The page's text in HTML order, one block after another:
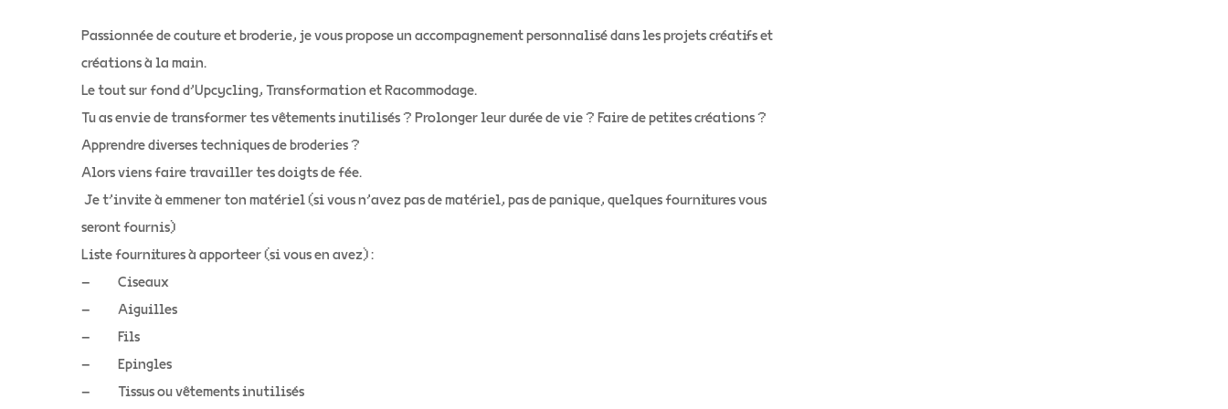
Passionnée de couture et broderie, je vous propose un accompagnement personnalisé dans les projets créatifs et
créations à la main.
Le tout sur fond d’Upcycling, Transformation et Racommodage.
Tu as envie de transformer tes vêtements inutilisés ? Prolonger leur durée de vie ? Faire de petites créations ?
Apprendre diverses techniques de broderies ?
Alors viens faire travailler tes doigts de fée.
Je t’invite à emmener ton matériel (si vous n’avez pas de matériel, pas de panique, quelques fournitures vous
seront fournis)
Liste fournitures à apporteer (si vous en avez) :
– Ciseaux
– Aiguilles
– Fils
– Epingles
– Tissus ou vêtements inutilisés